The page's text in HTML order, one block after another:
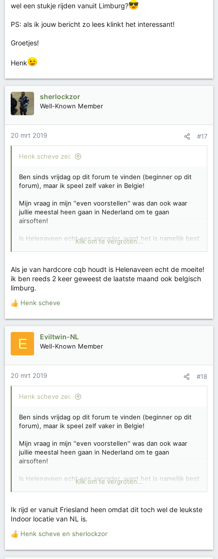
wel een stukje rijden vanuit Limburg?
PS: als ik jouw bericht zo lees klinkt het interessant!
Groetjes!
Henk
sherlockzor
Well-Known Member
20 mrt 2019 #17
Henk scheve zei:
Ben sinds vrijdag op dit forum te vinden (beginner op dit
forum), maar ik speel zelf vaker in Belgie!
Mijn vraag in mijn ''even voorstellen'' was dan ook waar
jullie meestal heen gaan in Nederland om te gaan
airsoften!
Is Helenaveen echt een aanrader, want het is namelijk best
PS: als ik jouw bericht zo lees klinkt het interessant!
Groetjes!
Henk
Klik om te vergroten...
Als je van hardcore cqb houdt is Helenaveen echt de moeite!
ik ben reeds 2 keer geweest de laatste maand ook belgisch
limburg.
W
r
n
g
Henk scheve
E Eviltwin-NL
Well-Known Member
20 mrt 2019 #18
Henk scheve zei:
Ben sinds vrijdag op dit forum te vinden (beginner op dit
forum), maar ik speel zelf vaker in Belgie!
Mijn vraag in mijn ''even voorstellen'' was dan ook waar
jullie meestal heen gaan in Nederland om te gaan
airsoften!
Is Helenaveen echt een aanrader, want het is namelijk best
PS: als ik jouw bericht zo lees klinkt het interessant!
Groetjes!
Klik om te vergroten...
Ik rijd er vanuit Friesland heen omdat dit toch wel de leukste
Indoor locatie van NL is.
W
Henk scheve en sherlockzor